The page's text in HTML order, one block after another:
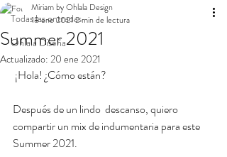
Todas las entradas
Ohlala Diseña
Summer 2021
Miriam by Ohlala Design
18 ene 20212 min de lectura
Actualizado: 20 ene 2021
¡Hola! ¿Cómo están?
Después de un lindo  descanso, quiero
compartir un mix de indumentaria para este
Summer 2021.